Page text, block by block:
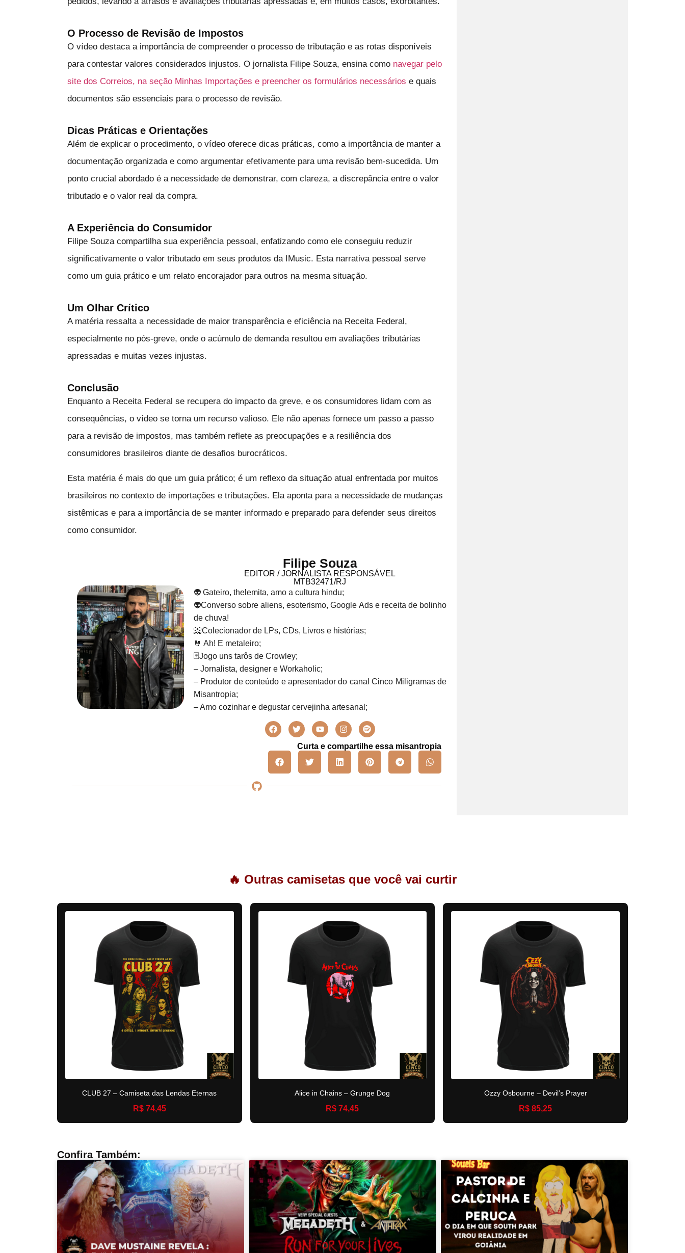
O Processo de Revisão de Impostos
O vídeo destaca a importância de compreender o processo de tributação e as rotas disponíveis
para contestar valores considerados injustos. O jornalista Filipe Souza, ensina como navegar pelo
site dos Correios, na seção Minhas Importações e preencher os formulários necessários e quais
documentos são essenciais para o processo de revisão.
Dicas Práticas e Orientações
Além de explicar o procedimento, o vídeo oferece dicas práticas, como a importância de manter a
documentação organizada e como argumentar efetivamente para uma revisão bem-sucedida. Um
ponto crucial abordado é a necessidade de demonstrar, com clareza, a discrepância entre o valor
tributado e o valor real da compra.
A Experiência do Consumidor
Filipe Souza compartilha sua experiência pessoal, enfatizando como ele conseguiu reduzir
significativamente o valor tributado em seus produtos da IMusic. Esta narrativa pessoal serve
como um guia prático e um relato encorajador para outros na mesma situação.
Um Olhar Crítico
A matéria ressalta a necessidade de maior transparência e eficiência na Receita Federal,
especialmente no pós-greve, onde o acúmulo de demanda resultou em avaliações tributárias
apressadas e muitas vezes injustas.
Conclusão
Enquanto a Receita Federal se recupera do impacto da greve, e os consumidores lidam com as
consequências, o vídeo se torna um recurso valioso. Ele não apenas fornece um passo a passo
para a revisão de impostos, mas também reflete as preocupações e a resiliência dos
consumidores brasileiros diante de desafios burocráticos.
Esta matéria é mais do que um guia prático; é um reflexo da situação atual enfrentada por muitos
brasileiros no contexto de importações e tributações. Ela aponta para a necessidade de mudanças
sistêmicas e para a importância de se manter informado e preparado para defender seus direitos
como consumidor.
Filipe Souza
EDITOR / JORNALISTA RESPONSÁVEL
MTB32471/RJ
👽 Gateiro, thelemita, amo a cultura hindu;
👽Converso sobre aliens, esoterismo, Google Ads e receita de bolinho
de chuva!
📀Colecionador de LPs, CDs, Livros e histórias;
🤘 Ah! E metaleiro;
🃏Jogo uns tarôs de Crowley;
– Jornalista, designer e Workaholic;
– Produtor de conteúdo e apresentador do canal Cinco Miligramas de
Misantropia;
– Amo cozinhar e degustar cervejinha artesanal;
Curta e compartilhe essa misantropia
🔥 Outras camisetas que você vai curtir
CLUB 27 – Camiseta das Lendas Eternas
R$ 74,45
Alice in Chains – Grunge Dog
R$ 74,45
Ozzy Osbourne – Devil’s Prayer
R$ 85,25
Confira Também: